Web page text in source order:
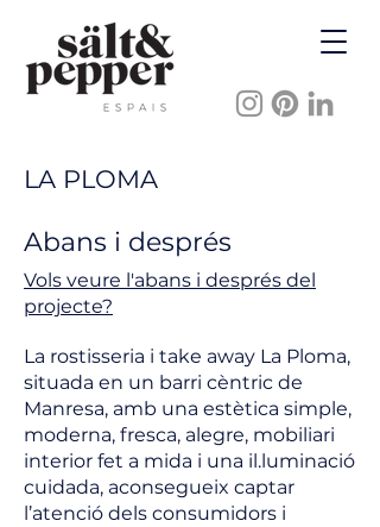
LA PLOMA
Abans i després
Vols veure l'abans i després del
projecte?
La rostisseria i take away La Ploma,
situada en un barri cèntric de
Manresa, amb una estètica simple,
moderna, fresca, alegre, mobiliari
interior fet a mida i una il.luminació
cuidada, aconsegueix captar
l’atenció dels consumidors i